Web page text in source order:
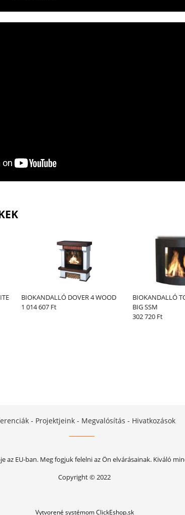
BIOKANDALLÓ DOVER 4 WOOD
1 014 607 Ft
BIOKANDALLÓ
BIG SSM
302 720 Ft
- Projektjeink - Megvalósítás - Hivatkozások
EU-ban. Meg fogjuk felelni az Ön elvárásainak. Kiváló
Copyright © 2022
Vytvorené systémom ClickEshop.sk